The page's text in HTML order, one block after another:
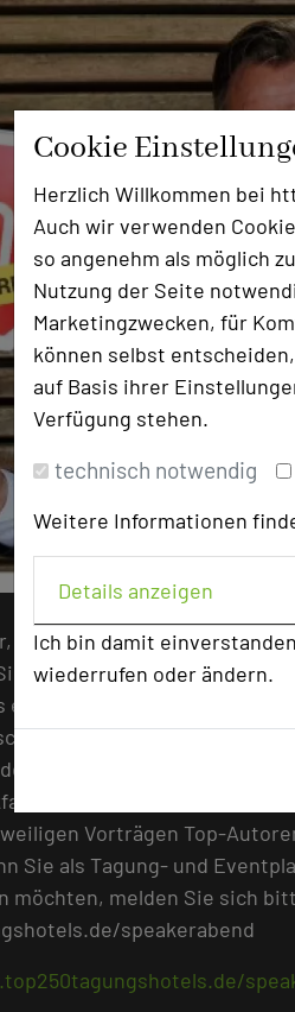
Cookie
Herzlich Willkommen bei
Auch wir verwenden
so angenehm als möglich
Nutzung der Seite
Marketingzwecken, für
können selbst
auf Basis ihrer
Verfügung stehen.
technisch notwendig
Weitere Informationen
Details anzeigen
Ich bin damit
wiederrufen oder ändern.
Professor an der FOM
„Gelassenheit“. Er testete
dabei erlebt hat und ob
Psychologie, gibt uns im
Zuverlässigkeit
kennen, können wir
Vorträgen Top-
Sie als Tagung- und
möchten, melden Sie sich
speakerabend